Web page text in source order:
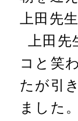
上田先
上田
コと笑
たが引
ました